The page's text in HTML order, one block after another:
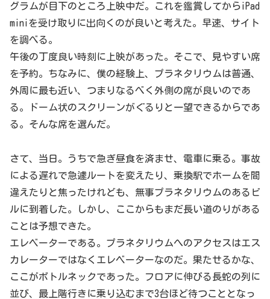
グラムが目下のところ上映中だ。これを鑑賞してからiPad
miniを受け取りに出向くのが良いと考えた。早速、サイト
を調べる。
午後の丁度良い時刻に上映があった。そこで、見やすい席
を予約。ちなみに、僕の経験上、プラネタリウムは普通、
外周に最も近い、つまりなるべく外側の席が良いのであ
る。ドーム状のスクリーンがぐるりと一望できるからであ
る。そんな席を選んだ。
さて、当日。うちで急ぎ昼食を済ませ、電車に乗る。事故
による遅れで急遽ルートを変えたり、乗換駅でホームを間
違えたりと焦ったけれども、無事プラネタリウムのあるビ
ルに到着した。しかし、ここからもまだ長い道のりがある
ことは予想できた。
エレベーターである。プラネタリウムへのアクセスはエス
カレーターではなくエレベーターなのだ。果たせるかな、
ここがボトルネックであった。フロアに伸びる長蛇の列に
並び、最上階行きに乗り込むまで3台ほど待つこととなっ